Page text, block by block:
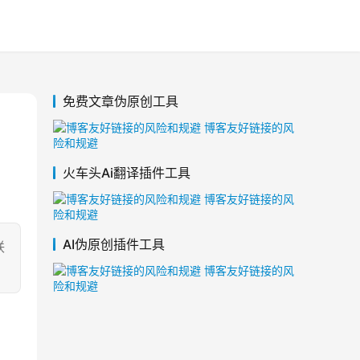
免费文章伪原创工具
火车头Ai翻译插件工具
AI伪原创插件工具